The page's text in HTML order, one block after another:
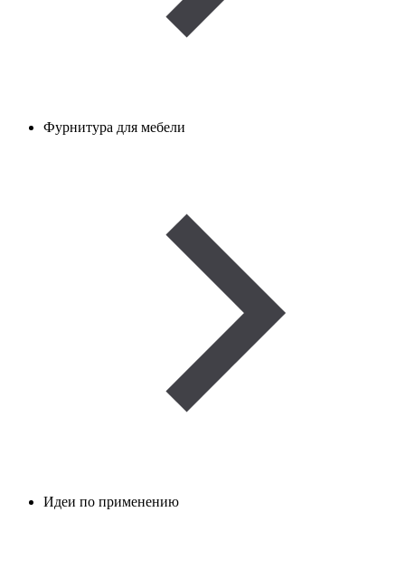
Фурнитура для мебели
Идеи по применению